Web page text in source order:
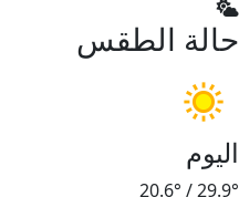
حالة الطقس
اليوم
29.9°
/
20.6°